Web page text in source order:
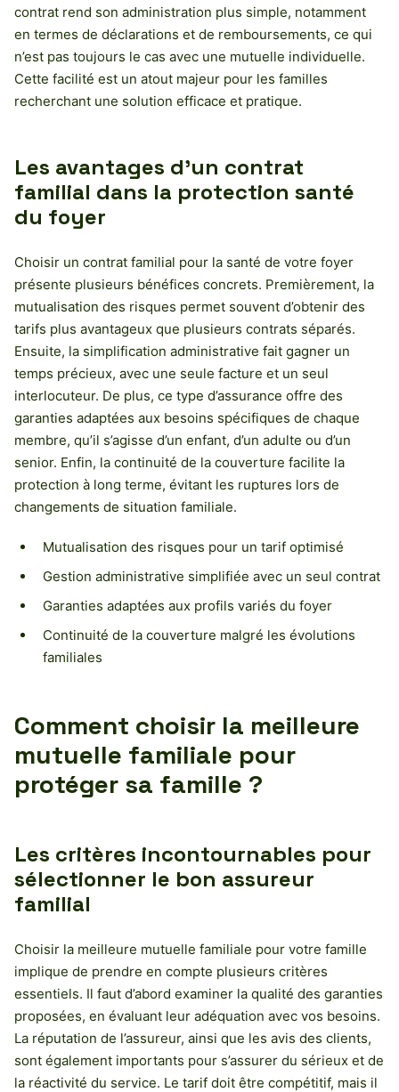
contrat rend son administration plus simple, notamment
en termes de déclarations et de remboursements, ce qui
n’est pas toujours le cas avec une mutuelle individuelle.
Cette facilité est un atout majeur pour les familles
recherchant une solution efficace et pratique.
Les avantages d’un contrat
familial dans la protection santé
du foyer
Choisir un contrat familial pour la santé de votre foyer
présente plusieurs bénéfices concrets. Premièrement, la
mutualisation des risques permet souvent d’obtenir des
tarifs plus avantageux que plusieurs contrats séparés.
Ensuite, la simplification administrative fait gagner un
temps précieux, avec une seule facture et un seul
interlocuteur. De plus, ce type d’assurance offre des
garanties adaptées aux besoins spécifiques de chaque
membre, qu’il s’agisse d’un enfant, d’un adulte ou d’un
senior. Enfin, la continuité de la couverture facilite la
protection à long terme, évitant les ruptures lors de
changements de situation familiale.
Mutualisation des risques pour un tarif optimisé
Gestion administrative simplifiée avec un seul contrat
Garanties adaptées aux profils variés du foyer
Continuité de la couverture malgré les évolutions
familiales
Comment choisir la meilleure
mutuelle familiale pour
protéger sa famille ?
Les critères incontournables pour
sélectionner le bon assureur
familial
Choisir la meilleure mutuelle familiale pour votre famille
implique de prendre en compte plusieurs critères
essentiels. Il faut d’abord examiner la qualité des garanties
proposées, en évaluant leur adéquation avec vos besoins.
La réputation de l’assureur, ainsi que les avis des clients,
sont également importants pour s’assurer du sérieux et de
la réactivité du service. Le tarif doit être compétitif, mais il